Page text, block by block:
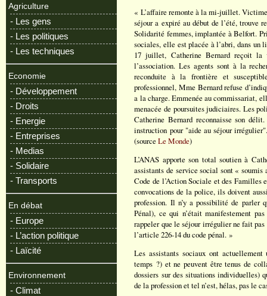
Agriculture
- Les gens
- Les politiques
- Les techniques
Economie
- Développement
- Droits
- Energie
- Entreprises
- Medias
- Solidaire
- Transports
En débat
- Europe
- L’action politique
- Laïcité
Environnement
- Climat
« L’affaire remonte à la mi-juillet.
séjour a expiré au début de l’été, trouve
Solidarité femmes, implantée à Belfort.
sociales, elle est placée à l’abri, dans un
17 juillet, Catherine Bernard reçoit
l’association. Les agents sont à la
reconduite à la frontière et
professionnel, Mme Bernard refuse
a la charge. Emmenée au commissariat,
menacée de poursuites judiciaires. Les
Catherine Bernard reconnaisse son
instruction pour "aide au séjour
(sourceLe Monde)
L’ANAS apporte son total soutien à
assistants de service social sont «
Code de l’Action Sociale et des Familles
convocations de la police, ils doivent
profession. Il n’y a possibilité de parler
Pénal), ce qui n’était manifestement
rappeler que le séjour irrégulier ne fait
l’article 226-14 du code pénal. »
Les assistants sociaux ont
temps ?) et ne peuvent être tenus de
dossiers sur des situations individuelles)
de la profession et tel n’est, hélas, pas le